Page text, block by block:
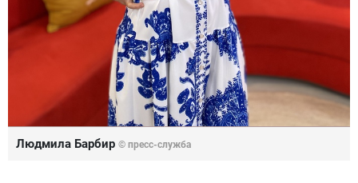
Людмила Барбир © пресс-служба